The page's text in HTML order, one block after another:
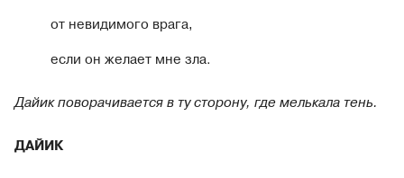
от невидимого врага,
если он желает мне зла.
Дайик поворачивается в ту сторону, где мелькала тень.
ДАЙИК